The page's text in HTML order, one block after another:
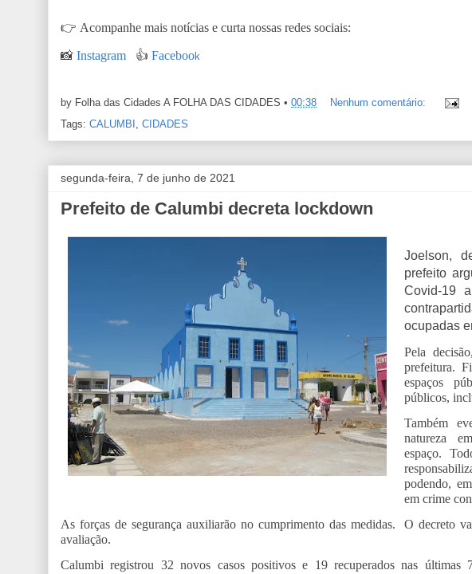
👉 Acompanhe mais notícias e curta nossas redes sociais:
📸 Instagram 👍 Facebook
by Folha das Cidades A FOLHA DAS CIDADES • 00:38
Nenhum comentário:
Tags: CALUMBI CIDADES
segunda-feira, 7 de junho de 2021
Prefeito de Calumbi decreta lockdown
Joelson,
prefeito
Covid-19
ocupadas
Pela
prefeitura.
espaços
públicos,
Também
natureza
espaço.
podendo,
em crime
As forças de segurança auxiliarão no cumprimento das medidas. O decreto
avaliação.
Calumbi registrou 32 novos casos positivos e 19 recuperados nas